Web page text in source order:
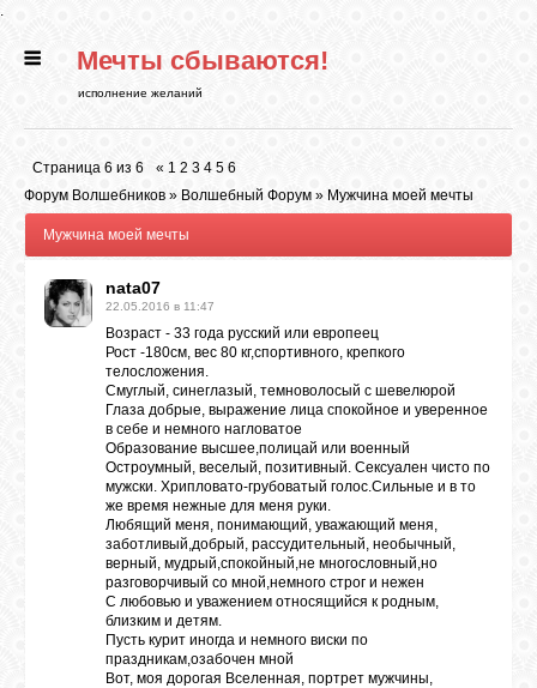
.
ГЛАВНАЯ
РИТУАЛЫ
БИБЛИОТЕКА
Мечты сбываются!
исполнение желаний
Страница 6 из 6 « 1 2 3 4 5 6
Форум Волшебников » Волшебный Форум » Мужчина моей мечты
Мужчина моей мечты
nata07
22.05.2016 в 11:47
Возраст - 33 года русский или европеец
Рост -180см, вес 80 кг,спортивного, крепкого
телосложения.
Смуглый, синеглазый, темноволосый с шевелюрой
Глаза добрые, выражение лица спокойное и уверенное
в себе и немного нагловатое
Образование высшее,полицай или военный
Остроумный, веселый, позитивный. Сексуален чисто по
мужски. Хрипловато-грубоватый голос.Сильные и в то
же время нежные для меня руки.
Любящий меня, понимающий, уважающий меня,
заботливый,добрый, рассудительный, необычный,
верный, мудрый,спокойный,не многословный,но
разговорчивый со мной,немного строг и нежен
С любовью и уважением относящийся к родным,
близким и детям.
Пусть курит иногда и немного виски по
праздникам,озабочен мной
Вот, моя дорогая Вселенная, портрет мужчины,